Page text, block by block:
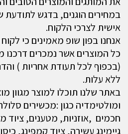
במחירים הוגנים, בדגש לתודעת
אישית לצרכי הלקוח.
אנחנו בפון שופ מאמינים כי
כל המוצרים אשר נמכרים דרכנו
(בכפוף לכל תעודת אחריות )
ללא עלות.
באתר שלנו תוכלו למוצר מגוון
ומולטימדיה כגון :מכשירים
חכמים ,אוזניות, מטענים,
גיימינג עשירה, ציוד קמפינג,